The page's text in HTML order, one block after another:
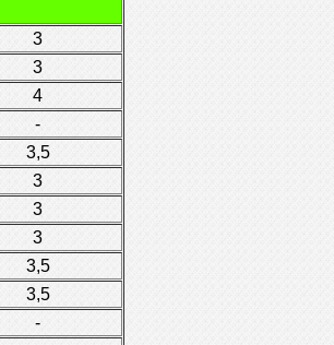
3
3
4
-
3,5
3
3
3
3,5
3,5
-